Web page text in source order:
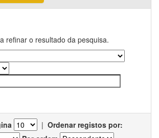
refinar o resultado da pesquisa.
| Ordenar registos por: